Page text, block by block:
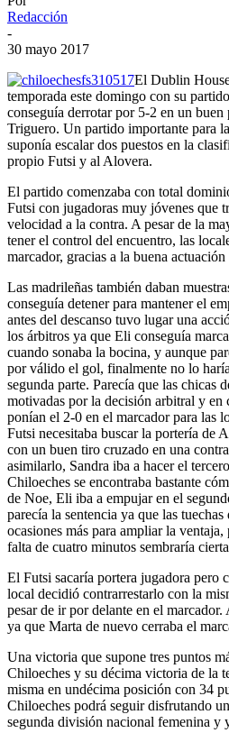
Redacción
-
30 mayo 2017
El Dublin
temporada este domingo con su
conseguía derrotar por 5-2 en un buen
Triguero. Un partido importante para
suponía escalar dos puestos en la
propio Futsi y al Alovera.
El partido comenzaba con total
Futsi con jugadoras muy jóvenes que
velocidad a la contra. A pesar de la
tener el control del encuentro, las
marcador, gracias a la buena
Las madrileñas también daban
conseguía detener para mantener el
antes del descanso tuvo lugar una
los árbitros ya que Eli conseguía
cuando sonaba la bocina, y aunque
por válido el gol, finalmente no lo
segunda parte. Parecía que las chicas
motivadas por la decisión arbitral y
ponían el 2-0 en el marcador para las
Futsi necesitaba buscar la portería de
con un buen tiro cruzado en una
asimilarlo, Sandra iba a hacer el
Chiloeches se encontraba bastante
de Noe, Eli iba a empujar en el
parecía la sentencia ya que las
ocasiones más para ampliar la
falta de cuatro minutos sembraría
El Futsi sacaría portera jugadora pero
local decidió contrarrestarlo con la
pesar de ir por delante en el
ya que Marta de nuevo cerraba el
Una victoria que supone tres puntos
Chiloeches y su décima victoria de la
misma en undécima posición con 34
Chiloeches podrá seguir disfrutando
segunda división nacional femenina y